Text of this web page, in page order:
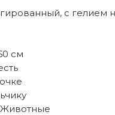
с гелием
см
Животные